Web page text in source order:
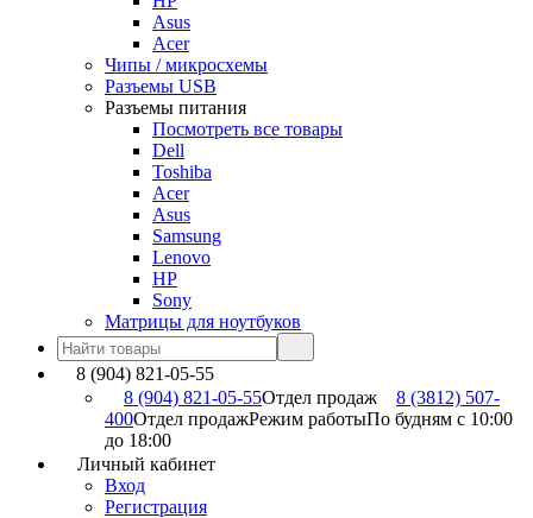
Asus
Acer
Чипы / микросхемы
Разъемы USB
Разъемы питания
Посмотреть все товары
Dell
Toshiba
Acer
Asus
Samsung
Lenovo
HP
Sony
Матрицы для ноутбуков
8 (904) 821-05-55
8 (904) 821-05-55Отдел продаж
8 (3812) 507-
400Отдел продажРежим работыПо будням с 10:00
до 18:00
Личный кабинет
Вход
Регистрация